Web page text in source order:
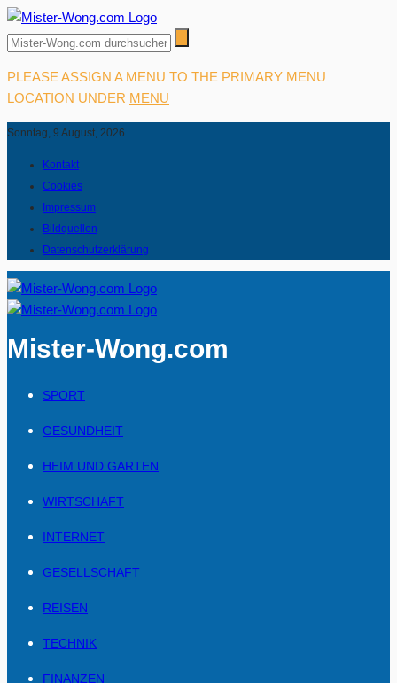
PLEASE ASSIGN A MENU TO THE PRIMARY MENU
LOCATION UNDER MENU
Sonntag, 9 August, 2026
Kontakt
Cookies
Impressum
Bildquellen
Datenschutzerklärung
Mister-Wong.com
SPORT
GESUNDHEIT
HEIM UND GARTEN
WIRTSCHAFT
INTERNET
GESELLSCHAFT
REISEN
TECHNIK
FINANZEN